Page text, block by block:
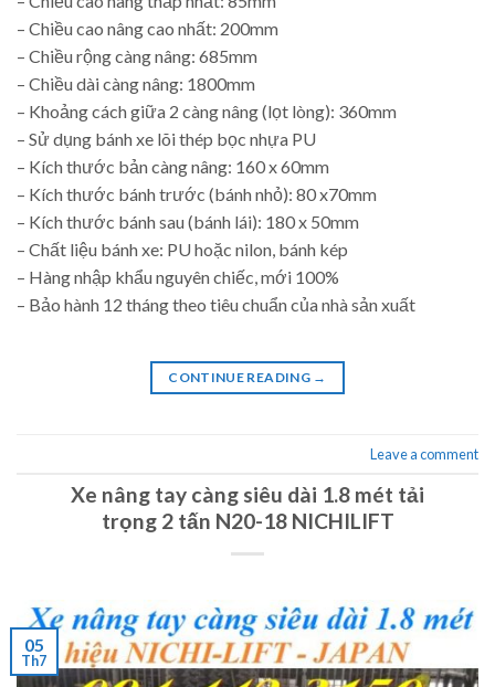
– Chiều cao nâng cao nhất: 200mm
– Chiều rộng càng nâng: 685mm
– Chiều dài càng nâng: 1800mm
– Khoảng cách giữa 2 càng nâng (lọt lòng): 360mm
– Sử dụng bánh xe lõi thép bọc nhựa PU
– Kích thước bản càng nâng: 160 x 60mm
– Kích thước bánh trước (bánh nhỏ): 80 x70mm
– Kích thước bánh sau (bánh lái): 180 x 50mm
– Chất liệu bánh xe: PU hoặc nilon, bánh kép
– Hàng nhập khẩu nguyên chiếc, mới 100%
– Bảo hành 12 tháng theo tiêu chuẩn của nhà sản xuất
CONTINUE READING →
Leave a comment
Xe nâng tay càng siêu dài 1.8 mét tải
trọng 2 tấn N20-18 NICHILIFT
05
Th7